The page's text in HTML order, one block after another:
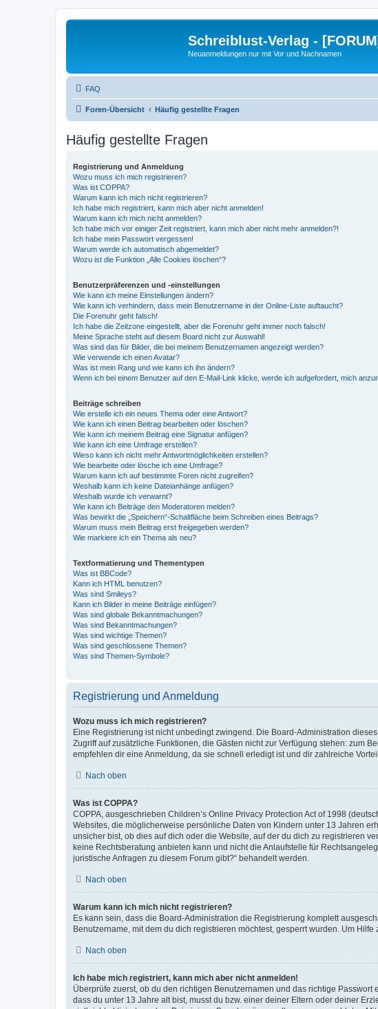
Schreiblust-Verlag -
Neuanmeldungen nur mit Vor und Nachnamen
FAQ
Foren-Übersicht Häufig gestellte Fragen
Häufig gestellte Fragen
Registrierung und Anmeldung
Wozu muss ich mich registrieren?
Was ist COPPA?
Warum kann ich mich nicht registrieren?
Ich habe mich registriert, kann mich aber nicht anmelden!
Warum kann ich mich nicht anmelden?
Ich habe mich vor einiger Zeit registriert, kann mich aber nicht mehr anmelden?!
Ich habe mein Passwort vergessen!
Warum werde ich automatisch abgemeldet?
Wozu ist die Funktion „Alle Cookies löschen“?
Benutzerpräferenzen und -einstellungen
Wie kann ich meine Einstellungen ändern?
Wie kann ich verhindern, dass mein Benutzername in der Online-Liste auftaucht?
Die Forenuhr geht falsch!
Ich habe die Zeitzone eingestellt, aber die Forenuhr geht immer noch falsch!
Meine Sprache steht auf diesem Board nicht zur Auswahl!
Was sind das für Bilder, die bei meinem Benutzernamen angezeigt werden?
Wie verwende ich einen Avatar?
Was ist mein Rang und wie kann ich ihn ändern?
Wenn ich bei einem Benutzer auf den E-Mail-Link klicke, werde ich aufgefordert, mich
Beiträge schreiben
Wie erstelle ich ein neues Thema oder eine Antwort?
Wie kann ich einen Beitrag bearbeiten oder löschen?
Wie kann ich meinem Beitrag eine Signatur anfügen?
Wie kann ich eine Umfrage erstellen?
Wieso kann ich nicht mehr Antwortmöglichkeiten erstellen?
Wie bearbeite oder lösche ich eine Umfrage?
Warum kann ich auf bestimmte Foren nicht zugreifen?
Weshalb kann ich keine Dateianhänge anfügen?
Weshalb wurde ich verwarnt?
Wie kann ich Beiträge den Moderatoren melden?
Was bewirkt die „Speichern“-Schaltfläche beim Schreiben eines Beitrags?
Warum muss mein Beitrag erst freigegeben werden?
Wie markiere ich ein Thema als neu?
Textformatierung und Thementypen
Was ist BBCode?
Kann ich HTML benutzen?
Was sind Smileys?
Kann ich Bilder in meine Beiträge einfügen?
Was sind globale Bekanntmachungen?
Was sind Bekanntmachungen?
Was sind wichtige Themen?
Was sind geschlossene Themen?
Was sind Themen-Symbole?
Registrierung und Anmeldung
Wozu muss ich mich registrieren?
Eine Registrierung ist nicht unbedingt zwingend. Die Board-Administration
Zugriff auf zusätzliche Funktionen, die Gästen nicht zur Verfügung stehen: zum
empfehlen dir eine Anmeldung, da sie schnell erledigt ist und dir zahlreiche
Nach oben
Was ist COPPA?
COPPA, ausgeschrieben Children’s Online Privacy Protection Act of 1998
Websites, die möglicherweise persönliche Daten von Kindern unter 13 Jahren
unsicher bist, ob dies auf dich oder die Website, auf der du dich zu registrieren
keine Rechtsberatung anbieten kann und nicht die Anlaufstelle für
juristische Anfragen zu diesem Forum gibt?“ behandelt werden.
Nach oben
Warum kann ich mich nicht registrieren?
Es kann sein, dass die Board-Administration die Registrierung komplett
Benutzername, mit dem du dich registrieren möchtest, gesperrt wurden. Um
Nach oben
Ich habe mich registriert, kann mich aber nicht anmelden!
Überprüfe zuerst, ob du den richtigen Benutzernamen und das richtige
dass du unter 13 Jahre alt bist, musst du bzw. einer deiner Eltern oder deiner